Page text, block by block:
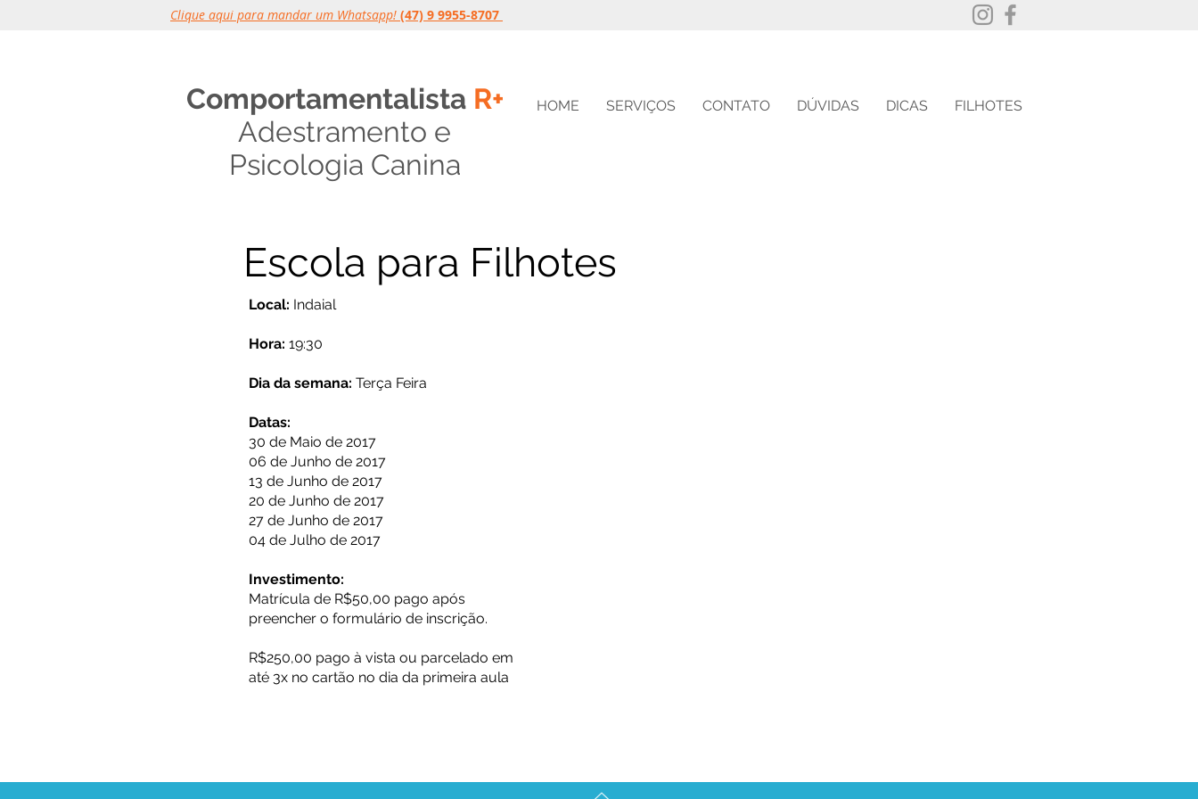
Clique aqui para mandar um Whatsapp! (47) 9 9955-8707
Comportamentalista R+
Adestramento e
Psicologia Canina
HOME SERVIÇOS CONTATO DÚVIDAS DICAS FILHOTES
Escola para Filhotes
Local: Indaial
Hora: 19:30
Dia da semana: Terça Feira
Datas:
30 de Maio de 2017
06 de Junho de 2017
13 de Junho de 2017
20 de Junho de 2017
27 de Junho de 2017
04 de Julho de 2017
Investimento:
Matrícula de R$50,00 pago após
preencher o formulário de inscrição.
R$250,00 pago à vista ou parcelado em
até 3x no cartão no dia da primeira aula